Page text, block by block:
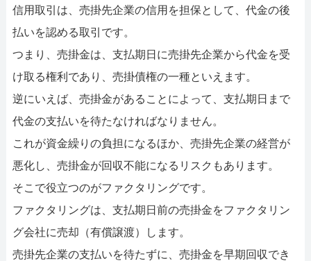
信用取引は、売掛先企業の信用を担保として、代金の後
払いを認める取引です。
つまり、売掛金は、支払期日に売掛先企業から代金を受
け取る権利であり、売掛債権の一種といえます。
逆にいえば、売掛金があることによって、支払期日まで
代金の支払いを待たなければなりません。
これが資金繰りの負担になるほか、売掛先企業の経営が
悪化し、売掛金が回収不能になるリスクもあります。
そこで役立つのがファクタリングです。
ファクタリングは、支払期日前の売掛金をファクタリン
グ会社に売却（有償譲渡）します。
売掛先企業の支払いを待たずに、売掛金を早期回収でき